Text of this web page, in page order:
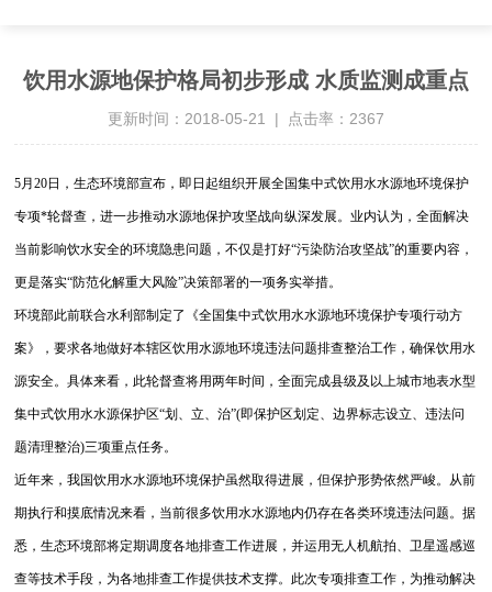
饮用水源地保护格局初步形成 水质监测成重点
更新时间：2018-05-21 | 点击率：2367
5月20日，生态环境部宣布，即日起组织开展全国集中式饮用水水源地环境保护
专项*轮督查，进一步推动水源地保护攻坚战向纵深发展。业内认为，全面解决
当前影响饮水安全的环境隐患问题，不仅是打好“污染防治攻坚战”的重要内容，
更是落实“防范化解重大风险”决策部署的一项务实举措。
环境部此前联合水利部制定了《全国集中式饮用水水源地环境保护专项行动方
案》，要求各地做好本辖区饮用水源地环境违法问题排查整治工作，确保饮用水
源安全。具体来看，此轮督查将用两年时间，全面完成县级及以上城市地表水型
集中式饮用水水源保护区“划、立、治”(即保护区划定、边界标志设立、违法问
题清理整治)三项重点任务。
近年来，我国饮用水水源地环境保护虽然取得进展，但保护形势依然严峻。从前
期执行和摸底情况来看，当前很多饮用水水源地内仍存在各类环境违法问题。据
悉，生态环境部将定期调度各地排查工作进展，并运用无人机航拍、卫星遥感巡
查等技术手段，为各地排查工作提供技术支撑。此次专项排查工作，为推动解决